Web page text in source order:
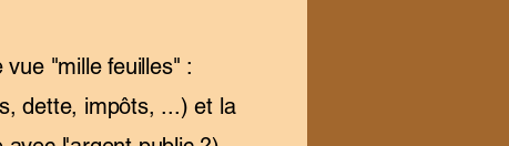
"mille feuilles" :
dette, impôts, ...) et la